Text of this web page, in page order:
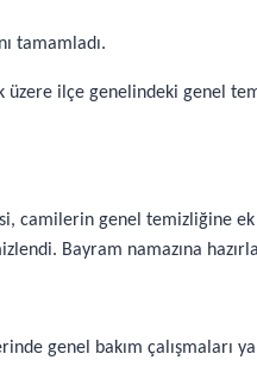
tamamladı.
üzere ilçe genelindeki genel
camilerin genel temizliğine
Bayram namazına
genel bakım çalışmaları